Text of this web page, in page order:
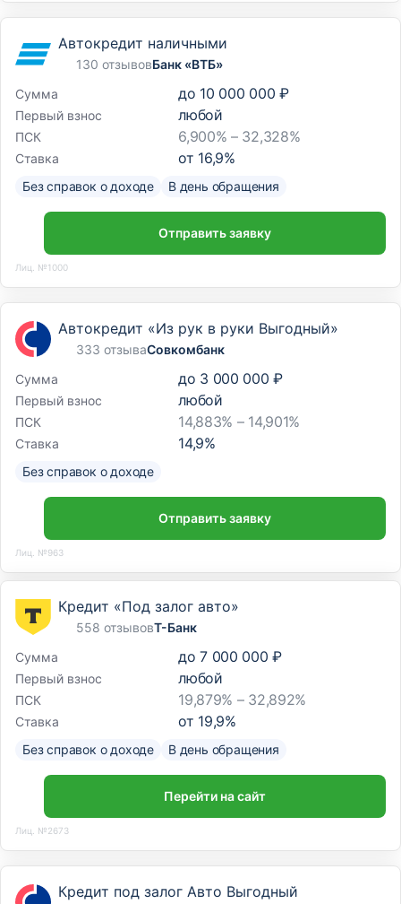
Автокредит наличными
130 отзывовБанк «ВТБ»
Сумма
до 10 000 000 ₽
Первый взнос любой
ПСК 6,900% – 32,328%
Ставка от 16,9%
Без справок о доходе В день обращения
Отправить заявку
Лиц. №1000
Автокредит «Из рук в руки Выгодный»
333 отзываСовкомбанк
Сумма
до 3 000 000 ₽
Первый взнос любой
ПСК 14,883% – 14,901%
Ставка 14,9%
Без справок о доходе
Отправить заявку
Лиц. №963
Кредит «Под залог авто»
558 отзывовТ-Банк
Сумма
до 7 000 000 ₽
Первый взнос любой
ПСК 19,879% – 32,892%
Ставка от 19,9%
Без справок о доходе В день обращения
Перейти на сайт
Лиц. №2673
Кредит под залог Авто Выгодный